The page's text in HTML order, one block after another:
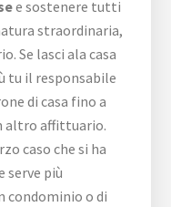
e sostenere tutti
straordinaria,
Se lasci ala casa
tu il responsabile
di casa fino a
altro affittuario.
caso che si ha
serve più
condominio o di